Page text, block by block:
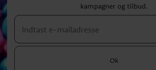
kampagner og tilbud.
Ok